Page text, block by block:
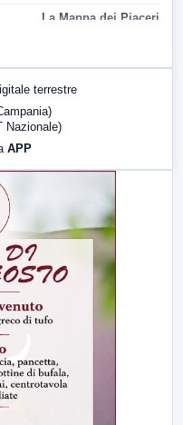
La Mappa dei Piaceri
terrestre
Nazionale)
APP